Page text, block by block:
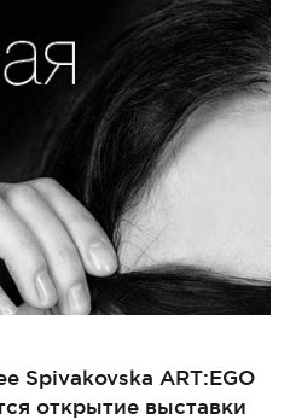
Spivakovska ART:EGO
открытие выставки